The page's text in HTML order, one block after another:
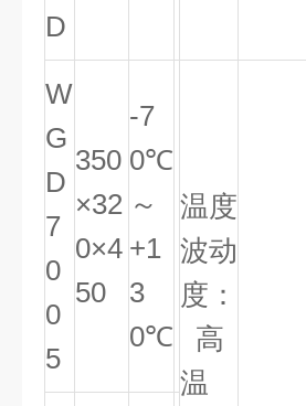
D
W
G
D
7
0
0
5
350
×32
0×4
50
-7
0℃
～
+1
3
0℃
温度
波动
度：
高
温